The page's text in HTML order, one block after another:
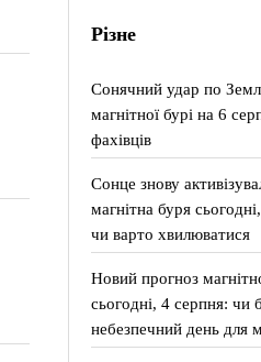
Різне
Сонячний удар по
магнітної бурі на 6
фахівців
Сонце знову
магнітна буря
чи варто хвилюватися
Новий прогноз
сьогодні, 4 серпня: чи
небезпечний день для